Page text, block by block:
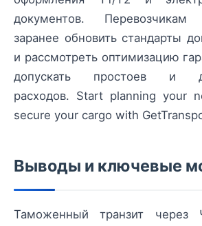
документов. Перевозчикам
заранее обновить стандарты
и рассмотреть оптимизацию
допускать простоев и
расходов. Start planning your
secure your cargo with
Выводы и ключевые
Таможенный транзит через